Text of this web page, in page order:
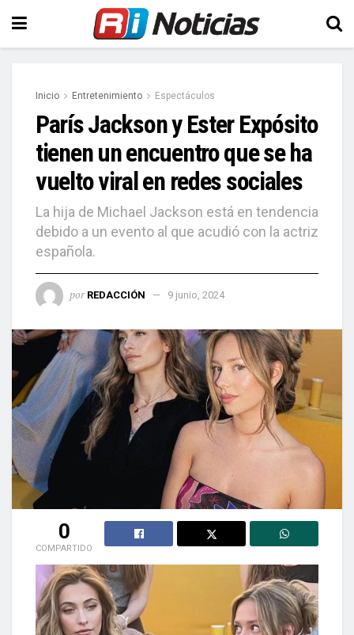
Inicio Entretenimiento Espectáculos
París Jackson y Ester Expósito
tienen un encuentro que se ha
vuelto viral en redes sociales
La hija de Michael Jackson está en tendencia
debido a un evento al que acudió con la actriz
española.
por REDACCIÓN 9 junio, 2024
0
COMPARTIDO